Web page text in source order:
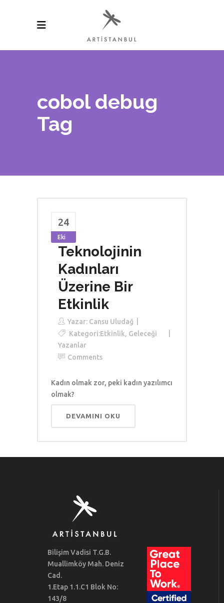
cobol debug
Tag
24
Eki
Teknolojinin
Kadınları
Üzerine Bir
Etkinlik
Yazar: Cansu Uludağ
Kategori:Etkinlik, Geleceği
Yazanlar
Comments
Kadın olmak zor, peki kadın yazılımcı
olmak?
DEVAMINI OKU
Bilişim Vadisi T.G.B.
Muallimköy Mah. Deniz
Cad.
1.Etap 1.1.C1 Blok No:
143/8